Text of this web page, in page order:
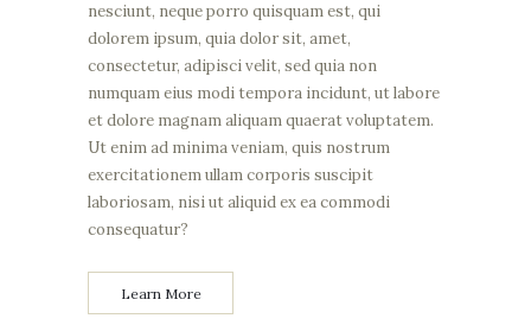
nesciunt, neque porro quisquam est, qui
dolorem ipsum, quia dolor sit, amet,
consectetur, adipisci velit, sed quia non
numquam eius modi tempora incidunt, ut labore
et dolore magnam aliquam quaerat voluptatem.
Ut enim ad minima veniam, quis nostrum
exercitationem ullam corporis suscipit
laboriosam, nisi ut aliquid ex ea commodi
consequatur?
Learn More